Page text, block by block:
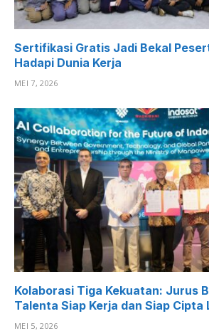
Sertifikasi Gratis Jadi Bekal
Hadapi Dunia Kerja
MEI 7, 2026
Kolaborasi Tiga Kekuatan: Jurus
Talenta Siap Kerja dan Siap Cipta
MEI 5, 2026